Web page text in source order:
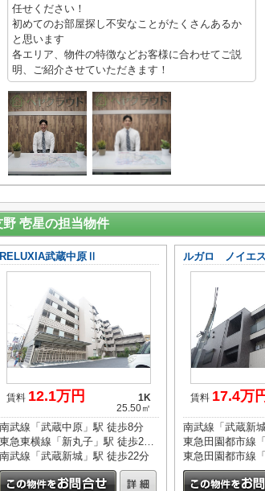
任せください！
初めてのお部屋探し不安なことがたくさんあるか
と思います
各エリア、物件の特徴などお客様に合わせてご説
明、ご紹介させていただきます！
野 壱星の担当物件
RELUXIA武蔵中原Ⅱ
賃料 12.1万円
1K
25.50㎡
南武線「武蔵中原」駅 徒歩8分
東急東横線「新丸子」駅 徒歩22分
南武線「武蔵新城」駅 徒歩22分
ルガロ ノイエス
賃料 17.4万
南武線「武蔵新